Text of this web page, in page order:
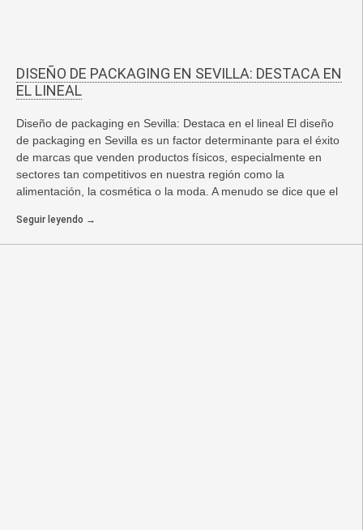
DISEÑO DE PACKAGING EN SEVILLA: DESTACA EN
EL LINEAL
Diseño de packaging en Sevilla: Destaca en el lineal El diseño
de packaging en Sevilla es un factor determinante para el éxito
de marcas que venden productos físicos, especialmente en
sectores tan competitivos en nuestra región como la
alimentación, la cosmética o la moda. A menudo se dice que el
Seguir leyendo →